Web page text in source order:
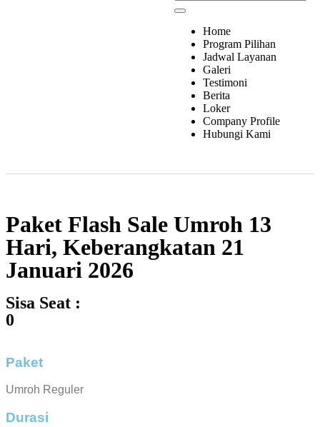
Home
Program Pilihan
Jadwal Layanan
Galeri
Testimoni
Berita
Loker
Company Profile
Hubungi Kami
Paket Flash Sale Umroh 13
Hari, Keberangkatan 21
Januari 2026
Sisa Seat :
0
Paket
Umroh Reguler
Durasi